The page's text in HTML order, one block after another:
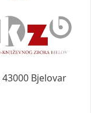
43000 Bjelovar